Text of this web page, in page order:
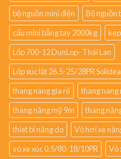
bộ nguồn mini điện
Bộ nguồn
cẩu mini bằng tay 2000kg
Lốp 700-12 DunLop- Thái Lan
Lốp xúc lật 26.5-25/28PR
thang nang gia rẻ
thang nang
thang nâng mỹ 9m
thang
thiet bi nâng do
Vỏ hơi xe
vỏ xe xúc 0.5/80-18/10PR
Vỏ